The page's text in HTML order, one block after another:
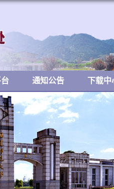
通知公告 下载中